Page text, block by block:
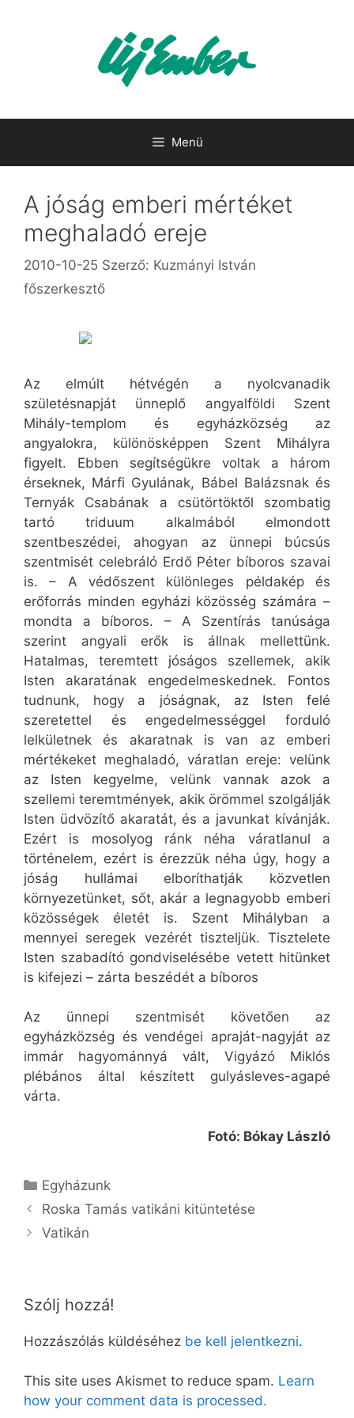
Menü
A jóság emberi mértéket
meghaladó ereje
2010-10-25 Szerző: Kuzmányi István
főszerkesztő
Az elmúlt hétvégén a nyolcvanadik
születésnapját ünneplő angyalföldi Szent
Mihály-templom és egyházközség az
angyalokra, különösképpen Szent Mihályra
figyelt. Ebben segítségükre voltak a három
érseknek, Márfi Gyulának, Bábel Balázsnak és
Ternyák Csabának a csütörtöktől szombatig
tartó triduum alkalmából elmondott
szentbeszédei, ahogyan az ünnepi búcsús
szentmisét celebráló Erdő Péter bíboros szavai
is. – A védőszent különleges példakép és
erőforrás minden egyházi közösség számára –
mondta a bíboros. – A Szentírás tanúsága
szerint angyali erők is állnak mellettünk.
Hatalmas, teremtett jóságos szellemek, akik
Isten akaratának engedelmeskednek. Fontos
tudnunk, hogy a jóságnak, az Isten felé
szeretettel és engedelmességgel forduló
lelkületnek és akaratnak is van az emberi
mértékeket meghaladó, váratlan ereje: velünk
az Isten kegyelme, velünk vannak azok a
szellemi teremtmények, akik örömmel szolgálják
Isten üdvözítő akaratát, és a javunkat kívánják.
Ezért is mosolyog ránk néha váratlanul a
történelem, ezért is érezzük néha úgy, hogy a
jóság hullámai elboríthatják közvetlen
környezetünket, sőt, akár a legnagyobb emberi
közösségek életét is. Szent Mihályban a
mennyei seregek vezérét tiszteljük. Tisztelete
Isten szabadító gondviselésébe vetett hitünket
is kifejezi – zárta beszédét a bíboros
Az ünnepi szentmisét követően az
egyházközség és vendégei apraját-nagyját az
immár hagyománnyá vált, Vigyázó Miklós
plébános által készített gulyásleves-agapé
várta.
Fotó: Bókay László
Kategória
Egyházunk
Roska Tamás vatikáni kitüntetése
Vatikán
Szólj hozzá!
Hozzászólás küldéséhez be kell jelentkezni.
This site uses Akismet to reduce spam. Learn
how your comment data is processed.